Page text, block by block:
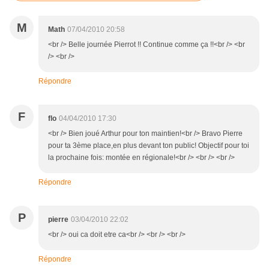
M Math 07/04/2010 20:58
<br /> Belle journée Pierrot !! Continue comme ça !!<br /> <br
/> <br />
Répondre
F flo 04/04/2010 17:30
<br /> Bien joué Arthur pour ton maintien!<br /> Bravo Pierre
pour ta 3ème place,en plus devant ton public! Objectif pour toi
la prochaine fois: montée en régionale!<br /> <br /> <br />
Répondre
P pierre 03/04/2010 22:02
<br /> oui ca doit etre ca<br /> <br /> <br />
Répondre